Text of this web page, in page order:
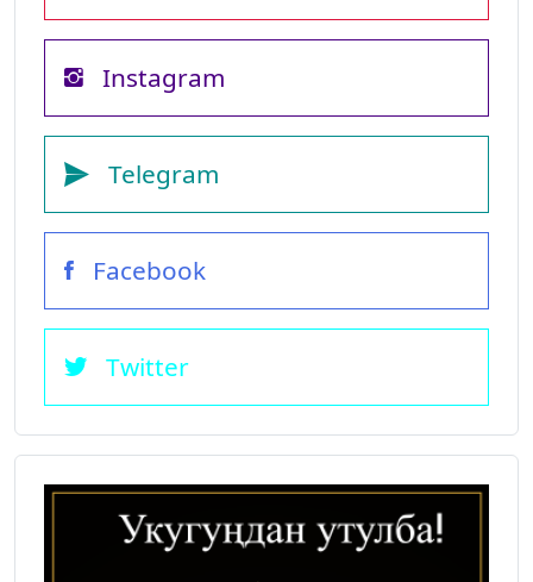
Instagram
Telegram
Facebook
Twitter